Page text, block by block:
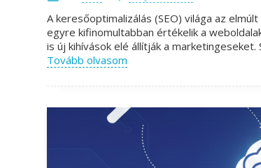
A keresőoptimalizálás (SEO) világa az
egyre kifinomultabban értékelik a
is új kihívások elé állítják a
Tovább olvasom